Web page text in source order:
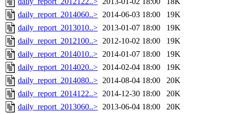
daily_report_2014060..> 2014-06-03 18:00
19K
daily_report_2013010..> 2013-01-07 18:00
19K
daily_report_2012100..> 2012-10-02 18:00
19K
daily_report_2014010..> 2014-01-07 18:00
19K
daily_report_2014020..> 2014-02-04 18:00
19K
daily_report_2014080..> 2014-08-04 18:00
20K
daily_report_2014122..> 2014-12-30 18:00
20K
daily_report_2013060..> 2013-06-04 18:00
20K